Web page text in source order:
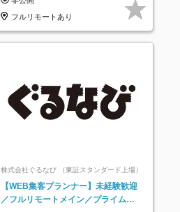
託
フルリモートあり
株式会社ぐるなび （東証スタンダード上場）
【WEB集客プランナー】未経験歓迎
／フルリモートメイン／プライム上